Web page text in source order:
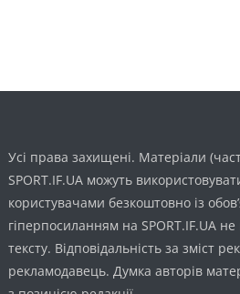
Усі права захищені. Матеріали
SPORT.IF.UA можуть
користувачами безкоштовно із
гіперпосиланням на SPORT.IF.UA
тексту. Відповідальність за зміст
рекламодавець. Думка авторів